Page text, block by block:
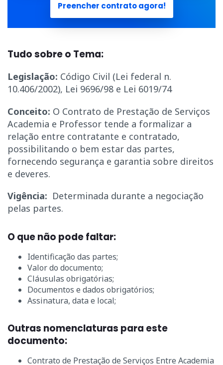
Preencher contrato agora!
Tudo sobre o Tema:
Legislação: Código Civil (Lei federal n.
10.406/2002), Lei 9696/98 e Lei 6019/74
Conceito: O Contrato de Prestação de Serviços
Academia e Professor tende a formalizar a
relação entre contratante e contratado,
possibilitando o bem estar das partes,
fornecendo segurança e garantia sobre direitos
e deveres.
Vigência: Determinada durante a negociação
pelas partes.
O que não pode faltar:
Identificação das partes;
Valor do documento;
Cláusulas obrigatórias;
Documentos e dados obrigatórios;
Assinatura, data e local;
Outras nomenclaturas para este
documento:
Contrato de Prestação de Serviços Entre Academia